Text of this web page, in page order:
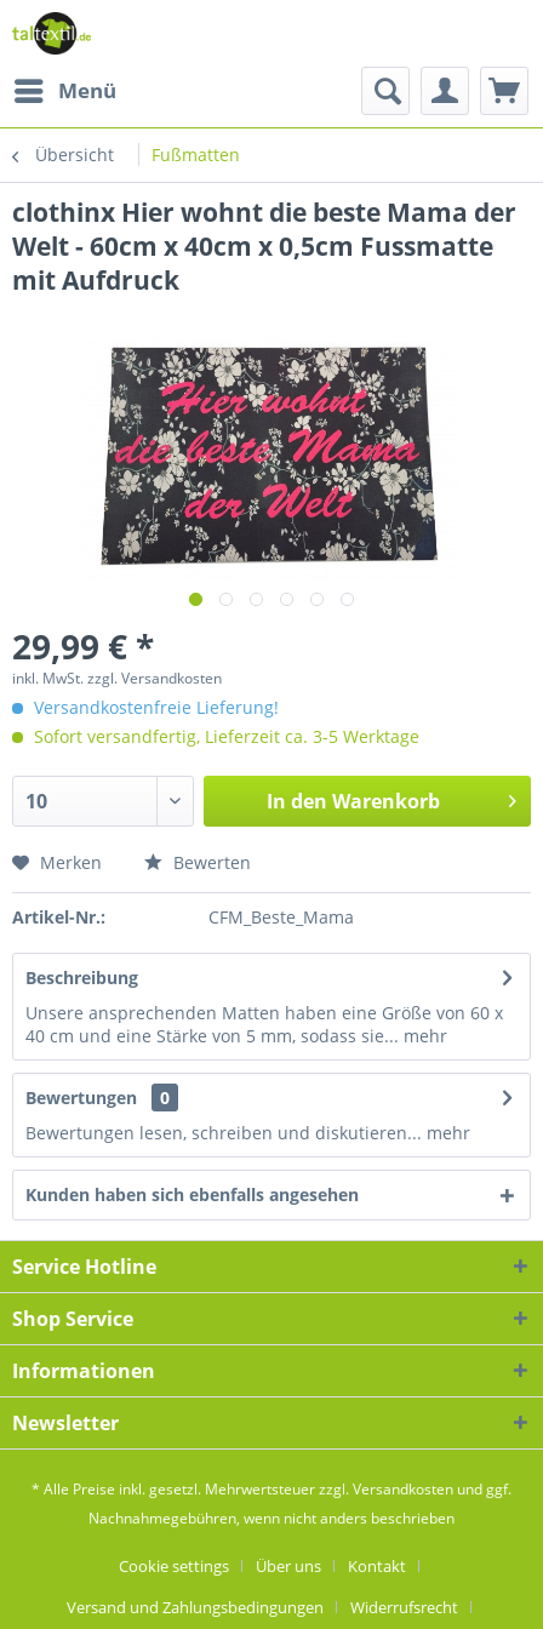
Menü
Übersicht Fußmatten
clothinx Hier wohnt die beste Mama der
Welt - 60cm x 40cm x 0,5cm Fussmatte
mit Aufdruck
29,99 € *
inkl. MwSt.zzgl. Versandkosten
Versandkostenfreie Lieferung!
Sofort versandfertig, Lieferzeit ca. 3-5 Werktage
In den Warenkorb
Merken Bewerten
Artikel-Nr.: CFM_Beste_Mama
Beschreibung
Unsere ansprechenden Matten haben eine Größe von 60 x
40 cm und eine Stärke von 5 mm, sodass sie... mehr
Bewertungen
0
Bewertungen lesen, schreiben und diskutieren... mehr
Kunden haben sich ebenfalls angesehen
Service Hotline
Shop Service
Informationen
Newsletter
* Alle Preise inkl. gesetzl. Mehrwertsteuer zzgl.Versandkosten und ggf.
Nachnahmegebühren, wenn nicht anders beschrieben
Cookie settings Über uns
Kontakt
Versand und Zahlungsbedingungen
Widerrufsrecht